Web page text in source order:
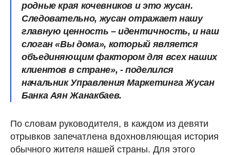
родные края кочевников и это жусан.
Следовательно, жусан отражает нашу
главную ценность – идентичность, и наш
слоган «Вы дома», который является
объединяющим фактором для всех наших
клиентов в стране», - поделился
начальник Управления Маркетинга Жусан
Банка Аян Жанакбаев.
По словам руководителя, в каждом из девяти
отрывков запечатлена вдохновляющая история
обычного жителя нашей страны. Для этого